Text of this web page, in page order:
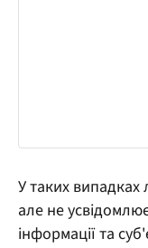
У таких
але не
інформації та